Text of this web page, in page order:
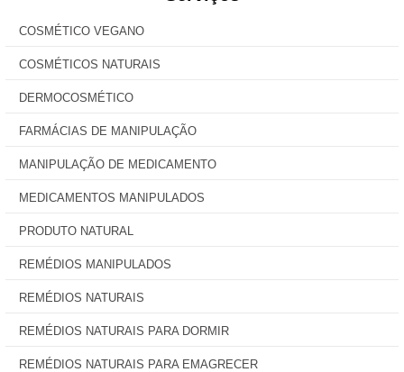
COSMÉTICO VEGANO
COSMÉTICOS NATURAIS
DERMOCOSMÉTICO
FARMÁCIAS DE MANIPULAÇÃO
MANIPULAÇÃO DE MEDICAMENTO
MEDICAMENTOS MANIPULADOS
PRODUTO NATURAL
REMÉDIOS MANIPULADOS
REMÉDIOS NATURAIS
REMÉDIOS NATURAIS PARA DORMIR
REMÉDIOS NATURAIS PARA EMAGRECER